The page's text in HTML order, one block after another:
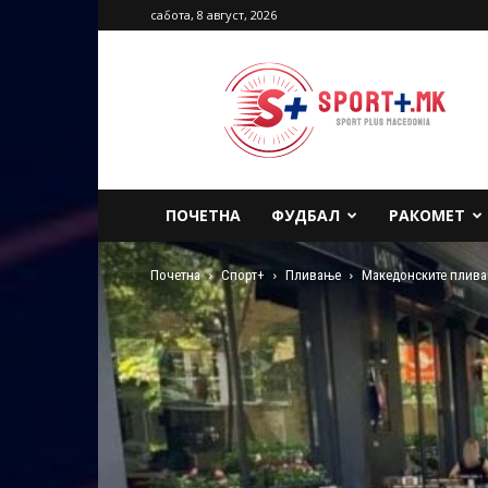
сабота, 8 август, 2026
Sport
Plus
Macedonia
ПОЧЕТНА ФУДБАЛ РАКОМЕТ
Почетна Спорт+ Пливање Македонските